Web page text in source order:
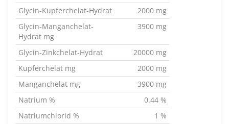
Glycin-Kupferchelat-Hydrat
2000 mg
Glycin-Manganchelat-
Hydrat mg
3900 mg
Glycin-Zinkchelat-Hydrat
20000 mg
Kupferchelat mg
2000 mg
Manganchelat mg
3900 mg
Natrium %
0.44 %
Natriumchlorid %
1 %